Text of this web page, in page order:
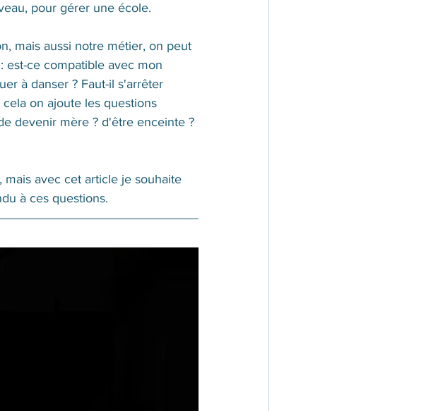
pour gérer une école.
mais aussi notre métier, on peut
est-ce compatible avec mon
à danser ? Faut-il s'arrêter
on ajoute les questions
devenir mère ? d'être enceinte ?
avec cet article je souhaite
à ces questions.